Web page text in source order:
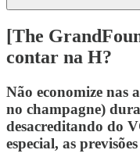
[The
contar na H?
Não economize nas
no champagne)
desacreditando do
especial, as